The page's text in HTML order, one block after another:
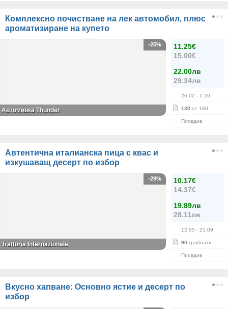
Комплексно почистване на лек автомобил, плюс
ароматизиране на купето
11.25€
15.00€
22.00лв
29.34лв
26.02 - 1.10
130 от 160
Пловдив
-25%
Автомивка Thunder
Автентична италианска пица с квас и
изкушаващ десерт по избор
10.17€
14.37€
19.89лв
28.11лв
12.05 - 21.09
90 грабнати
Пловдив
-29%
Trattoria Internazionale
Вкусно хапване: Основно ястие и десерт по
избор